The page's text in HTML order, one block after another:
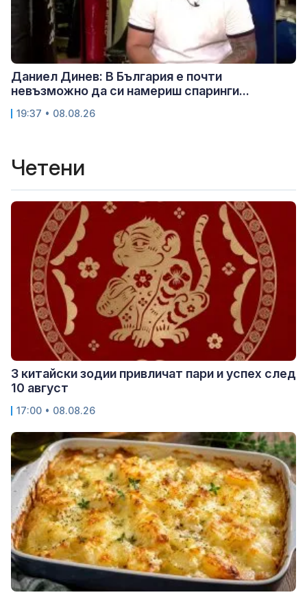
Даниел Динев: В България е почти
невъзможно да си намериш спаринги...
19:37 • 08.08.26
Четени
3 китайски зодии привличат пари и успех след
10 август
17:00 • 08.08.26